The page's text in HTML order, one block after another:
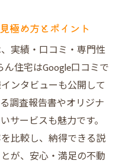
な不動産売却の流
却手法の理由を解説
集まる理由と信頼性
ム不動産売却の実態
ーに見るリアルな声
産売却のサポート内
極め方とポイント
実績・口コミ・専門性
住宅はGoogle口コミで
ンタビューも公開して
調査報告書やオリジナ
サービスも魅力です。
比較し、納得できる説
が、安心・満足の不動